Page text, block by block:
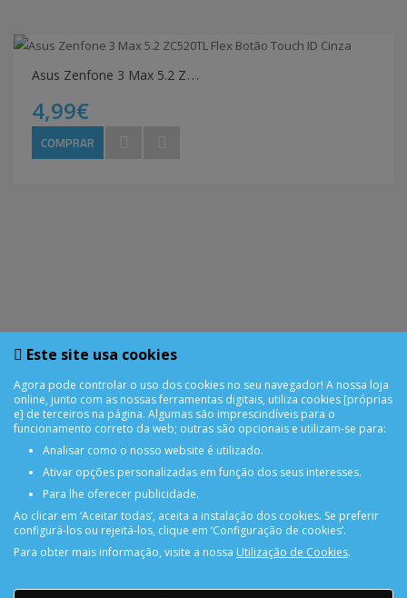
A
sus Zenfone 3 Max 5.2 ZC520TL Flex Botão Touch ID Cinza
4,99€
COMPRAR
Encomendas acima de 150€
Este site usa cookies
Agora pode controlar o uso dos cookies no seu navegador! A nossa loja
online, junto com as nossas ferramentas digitais, utiliza cookies [próprias
e] de terceiros na página. Algumas são imprescindíveis para o
funcionamento correto da web; outras são opcionais e utilizam-se para:
Analisar como o nosso website é utilizado.
Ativar opções personalizadas em função dos seus interesses.
Para lhe oferecer publicidade.
Ao clicar em ‘Aceitar todas’, aceita a instalação dos cookies. Se preferir
configurá-los ou rejeitá-los, clique em ‘Configuração de cookies’.
Para obter mais informação, visite a nossa Utilização de Cookies.